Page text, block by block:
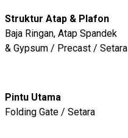
Struktur Atap & Plafon
Baja Ringan, Atap Spandek
& Gypsum / Precast / Setara
Pintu Utama
Folding Gate / Setara